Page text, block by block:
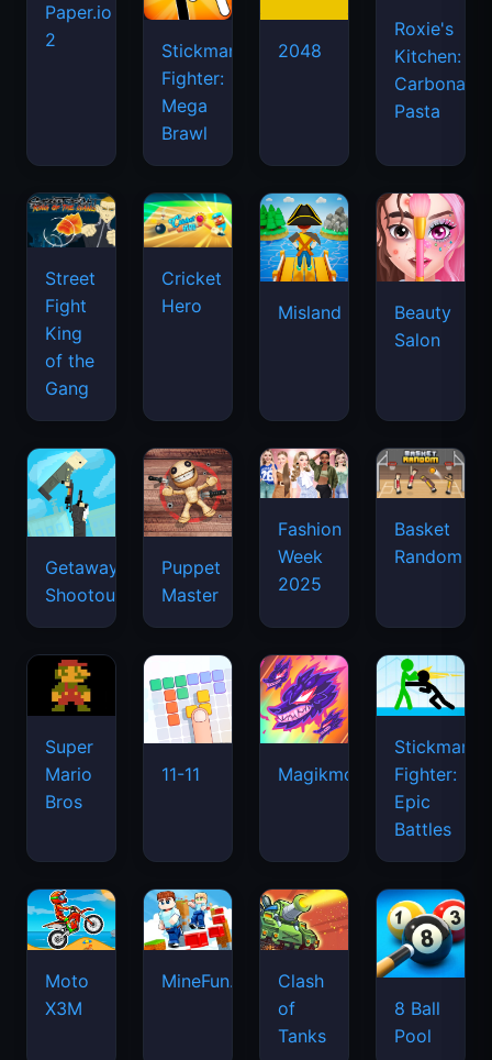
Paper.io
2
Stickman
Fighter:
Mega
Brawl
2048
Roxie's
Kitchen:
Carbonara
Pasta
Street
Fight
King
of the
Gang
Cricket
Hero
Misland
Beauty
Salon
Getaway
Shootout
Puppet
Master
Fashion
Week
2025
Basket
Random
Super
Mario
Bros
11-11 Magikmon
Stickman
Fighter:
Epic
Battles
Moto
X3M
MineFun.io
Clash
of
Tanks
8 Ball
Pool